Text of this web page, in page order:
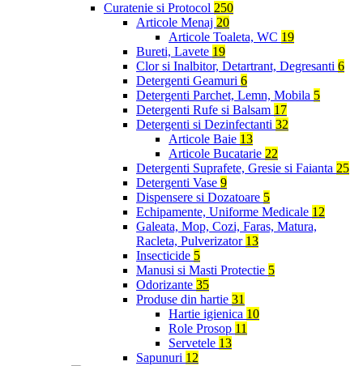
Curatenie si Protocol 250
Articole Menaj 20
Articole Toaleta, WC 19
Bureti, Lavete 19
Clor si Inalbitor, Detartrant, Degresanti 6
Detergenti Geamuri 6
Detergenti Parchet, Lemn, Mobila 5
Detergenti Rufe si Balsam 17
Detergenti si Dezinfectanti 32
Articole Baie 13
Articole Bucatarie 22
Detergenti Suprafete, Gresie si Faianta 25
Detergenti Vase 9
Dispensere si Dozatoare 5
Echipamente, Uniforme Medicale 12
Galeata, Mop, Cozi, Faras, Matura,
Racleta, Pulverizator 13
Insecticide 5
Manusi si Masti Protectie 5
Odorizante 35
Produse din hartie 31
Hartie igienica 10
Role Prosop 11
Servetele 13
Sapunuri 12